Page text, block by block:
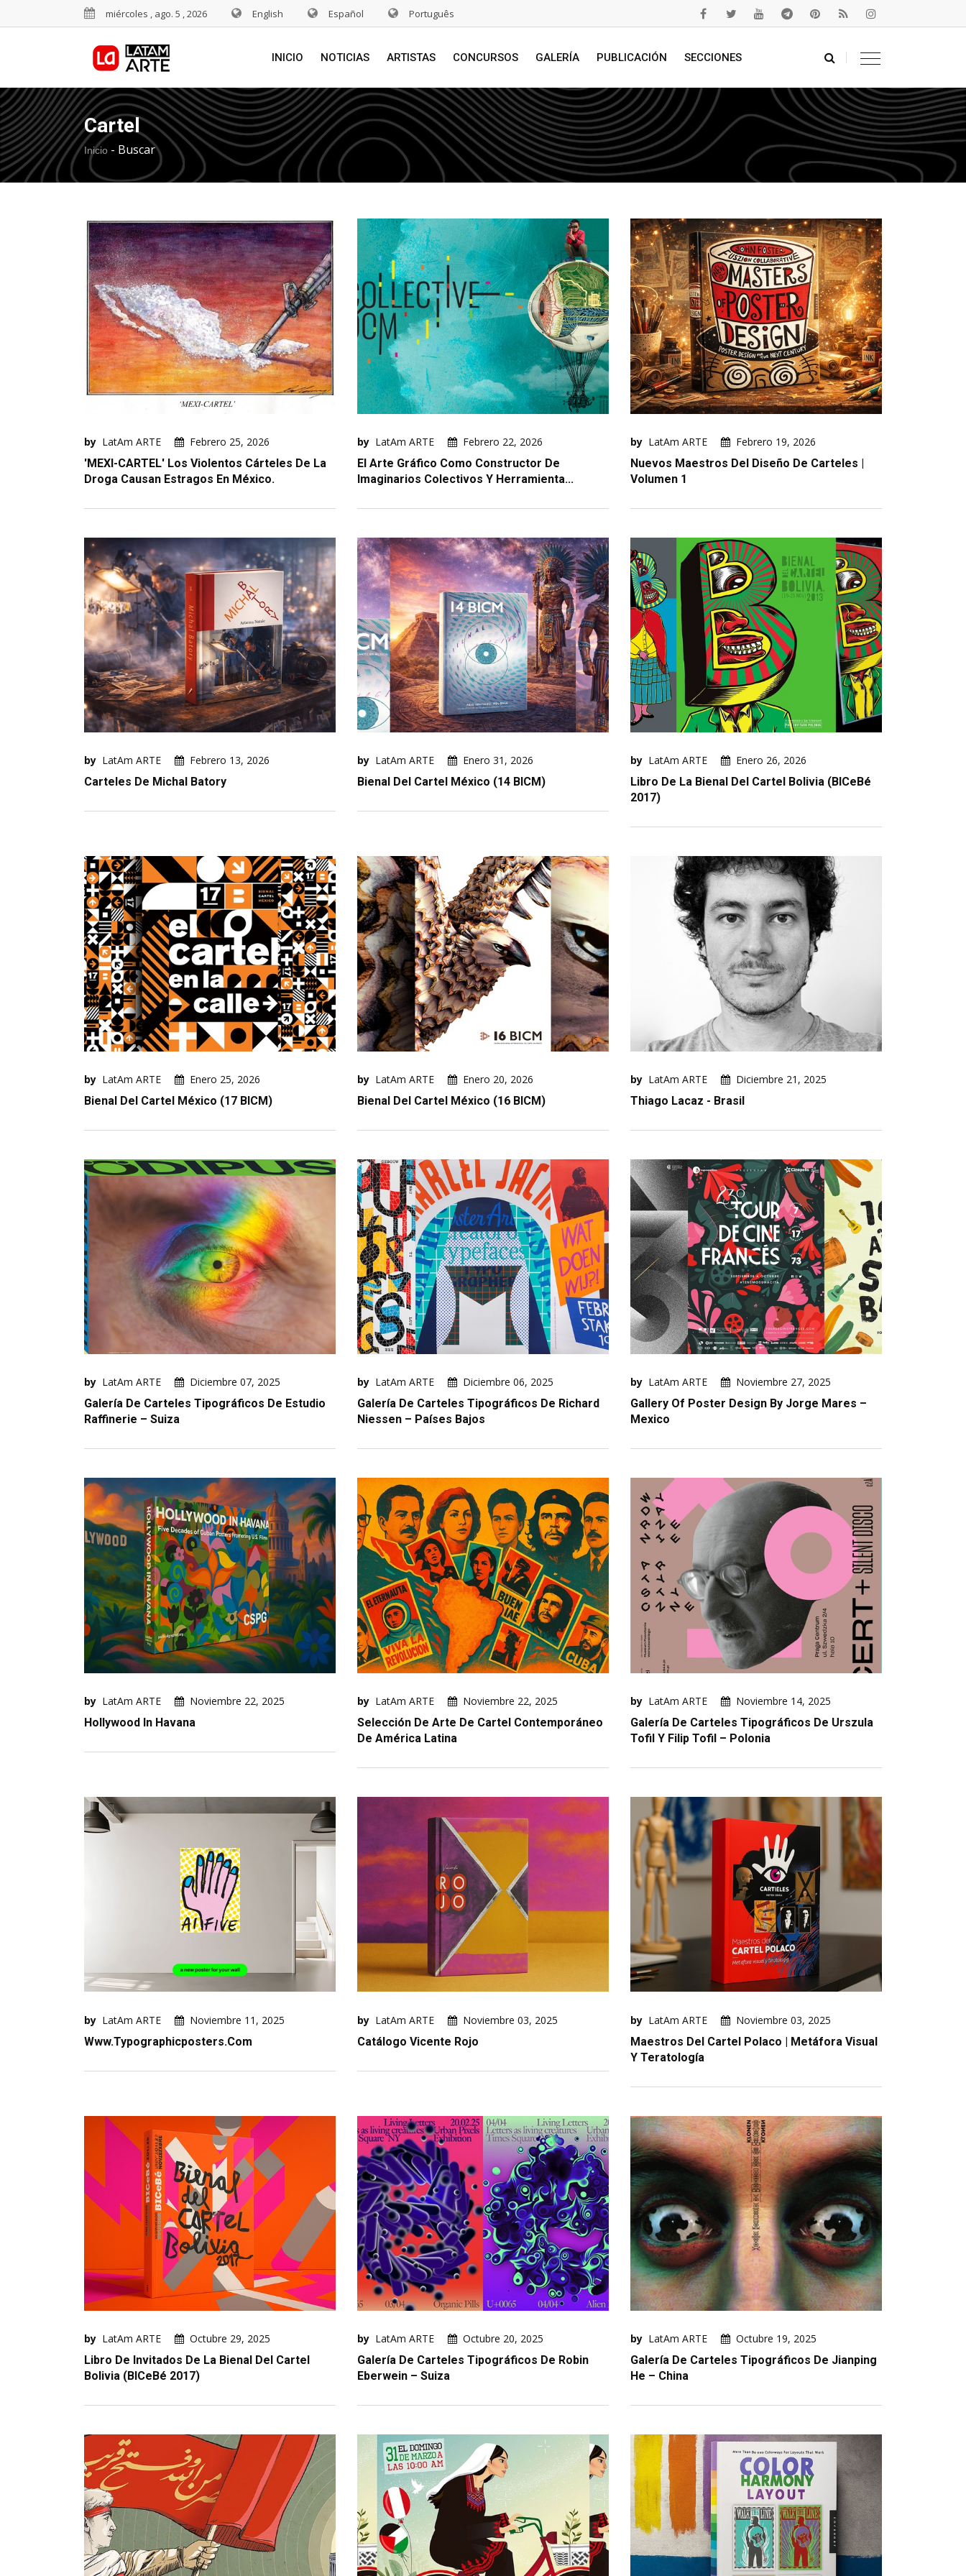
miércoles , ago. 5 , 2026 English Español Português
INICIO NOTICIAS ARTISTAS CONCURSOS GALERÍA PUBLICACIÓN SECCIONES
Cartel
Inicio - Buscar
by LatAm ARTE
Febrero 25, 2026
'MEXI-CARTEL' Los Violentos Cárteles De La
Droga Causan Estragos En México.
by LatAm ARTE
Febrero 22, 2026
El Arte Gráfico Como Constructor De
Imaginarios Colectivos Y Herramienta...
by LatAm ARTE
Febrero 19, 2026
Nuevos Maestros Del Diseño De Carteles |
Volumen 1
by LatAm ARTE
Febrero 13, 2026
Carteles De Michal Batory
by LatAm ARTE
Enero 31, 2026
Bienal Del Cartel México (14 BICM)
by LatAm ARTE
Enero 26, 2026
Libro De La Bienal Del Cartel Bolivia (BICeBé
2017)
by LatAm ARTE
Enero 25, 2026
Bienal Del Cartel México (17 BICM)
by LatAm ARTE
Enero 20, 2026
Bienal Del Cartel México (16 BICM)
by LatAm ARTE
Diciembre 21, 2025
Thiago Lacaz - Brasil
by LatAm ARTE
Diciembre 07, 2025
Galería De Carteles Tipográficos De Estudio
Raffinerie – Suiza
by LatAm ARTE
Diciembre 06, 2025
Galería De Carteles Tipográficos De Richard
Niessen – Países Bajos
by LatAm ARTE
Noviembre 27, 2025
Gallery Of Poster Design By Jorge Mares –
Mexico
by LatAm ARTE
Noviembre 22, 2025
Hollywood In Havana
by LatAm ARTE
Noviembre 22, 2025
Selección De Arte De Cartel Contemporáneo
De América Latina
by LatAm ARTE
Noviembre 14, 2025
Galería De Carteles Tipográficos De Urszula
Tofil Y Filip Tofil – Polonia
by LatAm ARTE
Noviembre 11, 2025
Www.typographicposters.com
by LatAm ARTE
Noviembre 03, 2025
Catálogo Vicente Rojo
by LatAm ARTE
Noviembre 03, 2025
Maestros Del Cartel Polaco | Metáfora Visual
Y Teratología
by LatAm ARTE
Octubre 29, 2025
Libro De Invitados De La Bienal Del Cartel
Bolivia (BICeBé 2017)
by LatAm ARTE
Octubre 20, 2025
Galería De Carteles Tipográficos De Robin
Eberwein – Suiza
by LatAm ARTE
Octubre 19, 2025
Galería De Carteles Tipográficos De Jianping
He – China